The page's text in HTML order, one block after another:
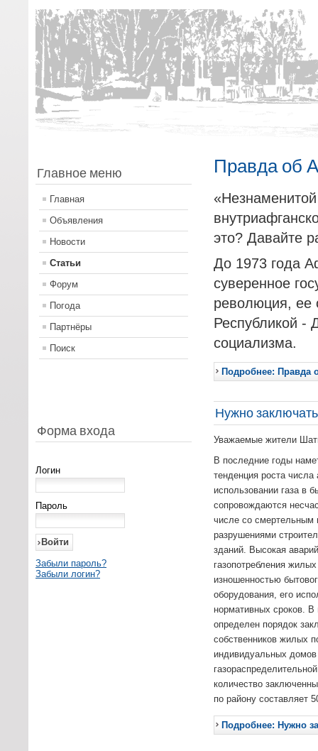
Главное меню
Главная
Объявления
Новости
Статьи
Форум
Погода
Партнёры
Поиск
Форма входа
Логин
Пароль
Забыли пароль?
Забыли логин?
Правда об
это? Давайте
До 1973 года
суверенное
революция, ее
Республикой -
социализма.
Подробнее: Правда
Нужно
Уважаемые жители
В последние годы
тенденция роста числа
использовании газа в
сопровождаются
числе со смертельным
разрушениями
зданий. Высокая
газопотребления
изношенностью
оборудования, его
нормативных сроков.
определен порядок
собственников жилых
индивидуальных
количество
по району составляет
Подробнее: Нужно